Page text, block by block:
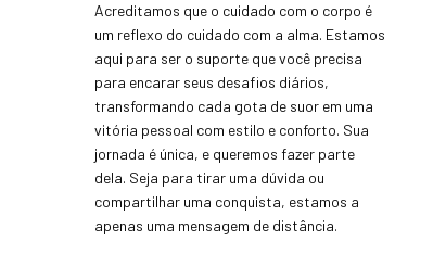
Acreditamos que o cuidado com o corpo é
um reflexo do cuidado com a alma. Estamos
aqui para ser o suporte que você precisa
para encarar seus desafios diários,
transformando cada gota de suor em uma
vitória pessoal com estilo e conforto. Sua
jornada é única, e queremos fazer parte
dela. Seja para tirar uma dúvida ou
compartilhar uma conquista, estamos a
apenas uma mensagem de distância.